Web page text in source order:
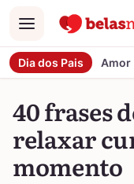
Menu
Dia dos Pais Amor
40 frases
relaxar
momento